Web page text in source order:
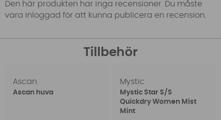
Den här produkten har inga recensioner. Du måste
vara inloggad för att kunna publicera en recension.
Tillbehör
Ascan
Ascan huva
Mystic
Mystic Star S/S
Quickdry Women Mist
Mint